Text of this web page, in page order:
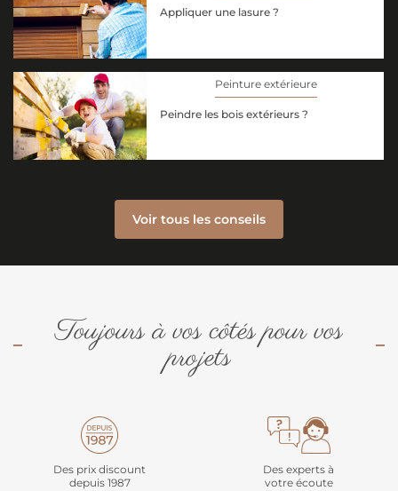
Appliquer une lasure ?
Peinture extérieure
Peindre les bois extérieurs ?
Voir tous les conseils
Toujours à vos côtés pour vos
projets
Des prix discount
depuis 1987
Des experts à
votre écoute